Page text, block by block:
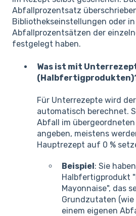
Abfallprozentsatz
Bibliothekseinstellungen oder
Abfallprozentsätzen der
festgelegt haben.
Was ist mit
Für Unterrezepte wird
automatisch berechnet.
Abfall im
angeben, meistens
Hauptrezept auf 0 %
Beispiel: Sie
Halbfertigprodukt
Mayonnaise", das
Grundzutaten (wie
einem eigenen